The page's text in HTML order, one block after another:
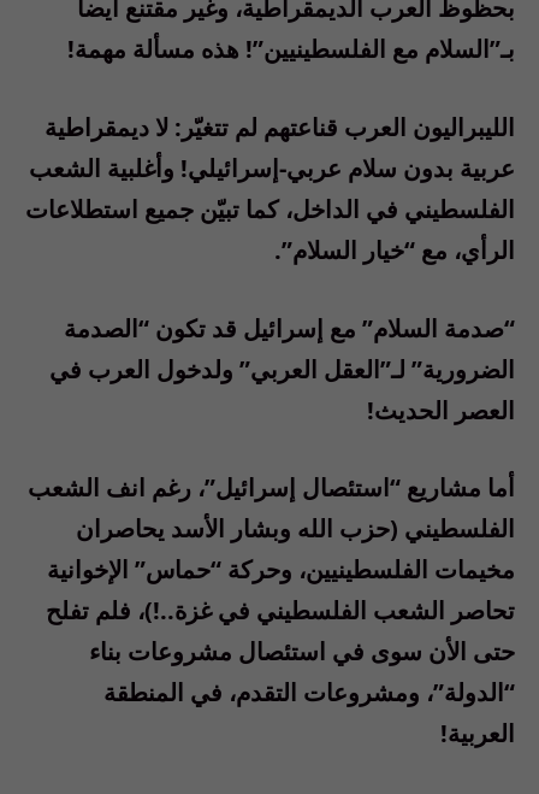
بحظوظ العرب الديمقراطية، وغير مقتنع أيضاً
بـ”السلام مع الفلسطينيين”! هذه مسألة مهمة!
الليبراليون العرب قناعتهم لم تتغيّر: لا ديمقراطية
عربية بدون سلام عربي-إسرائيلي! وأغلبية الشعب
الفلسطيني في الداخل، كما تبيّن جميع استطلاعات
الرأي، مع “خيار السلام”.
“صدمة السلام” مع إسرائيل قد تكون “الصدمة
الضرورية” لـ”العقل العربي” ولدخول العرب في
العصر الحديث!
أما مشاريع “استئصال إسرائيل”، رغم انف الشعب
الفلسطيني (حزب الله وبشار الأسد يحاصران
مخيمات الفلسطينيين، وحركة “حماس” الإخوانية
تحاصر الشعب الفلسطيني في غزة..!)، فلم تفلح
حتى الأن سوى في استئصال مشروعات بناء
“الدولة”، ومشروعات التقدم، في المنطقة
العربية!